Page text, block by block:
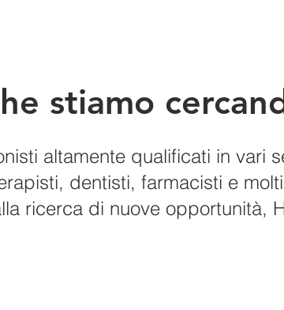
stiamo
altamente qualificati in vari
dentisti, farmacisti e
ricerca di nuove opportunità,